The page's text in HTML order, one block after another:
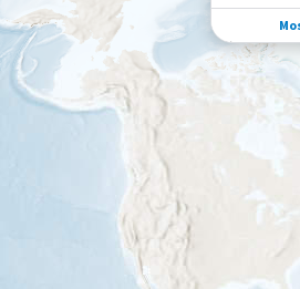
Vea dónde
el año.
Gama de
Gama
Rango